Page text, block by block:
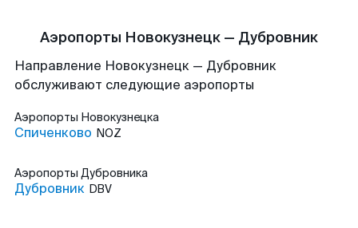
Аэропорты Новокузнецк — Дубровник
Направление Новокузнецк — Дубровник
обслуживают следующие аэропорты
Аэропорты Новокузнецка
Спиченково NOZ
Аэропорты Дубровника
Дубровник DBV